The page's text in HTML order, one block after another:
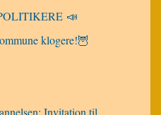
📣
klogere!🦉
Invitation til